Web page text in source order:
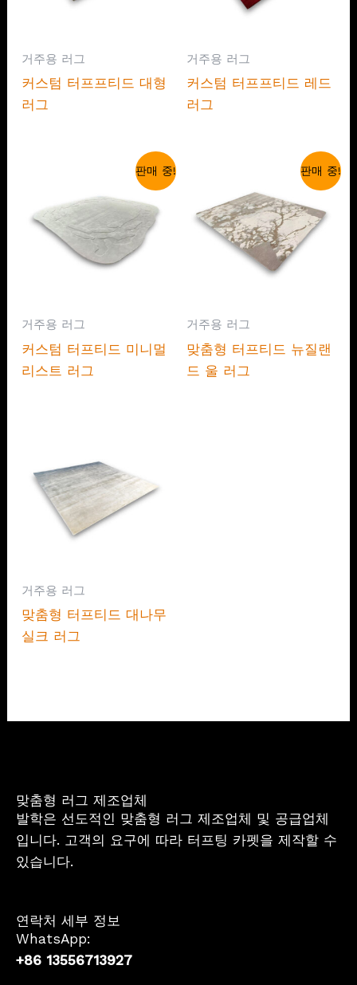
거주용 러그
커스텀 터프프티드 대형
러그
거주용 러그
커스텀 터프프티드 레드
러그
판매 중!
거주용 러그
커스텀 터프티드 미니멀
리스트 러그
판매 중!
거주용 러그
맞춤형 터프티드 뉴질랜
드 울 러그
거주용 러그
맞춤형 터프티드 대나무
실크 러그
맞춤형 러그 제조업체
발학은 선도적인 맞춤형 러그 제조업체 및 공급업체
입니다. 고객의 요구에 따라 터프팅 카펫을 제작할 수
있습니다.
연락처 세부 정보
WhatsApp:
+86 13556713927